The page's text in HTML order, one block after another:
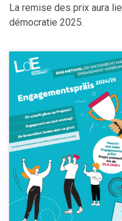
La remise des prix aura
démocratie 2025.